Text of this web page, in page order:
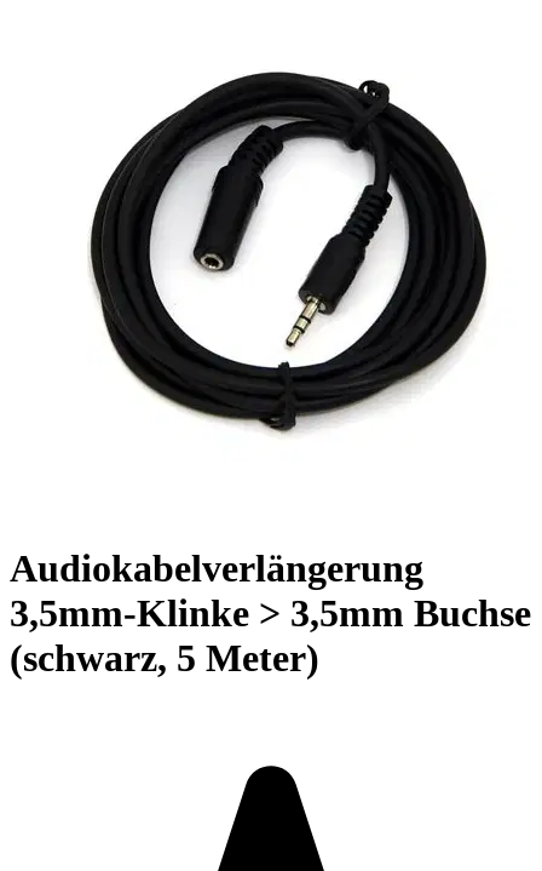
Audiokabelverlängerung
3,5mm-Klinke > 3,5mm Buchse
(schwarz, 5 Meter)